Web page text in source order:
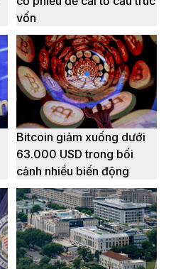
vốn
Bitcoin giảm xuống dưới
63.000 USD trong bối
cảnh nhiều biến động